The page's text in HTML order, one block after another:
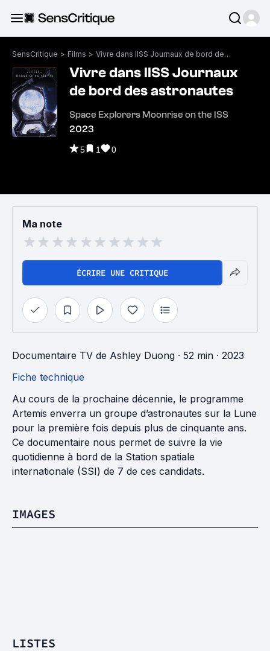
SensCritique > Films > Vivre dans lISS Journaux de bord des astronautes
Vivre dans lISS Journaux
de bord des astronautes
Space Explorers Moonrise on the ISS
2023
5 1 0
Ma note
ÉCRIRE UNE CRITIQUE
Documentaire TV de Ashley Duong · 52 min · 2023
Fiche technique
Au cours de la prochaine décennie, le programme
Artemis enverra un groupe d’astronautes sur la Lune
pour la première fois depuis plus de cinquante ans.
Ce documentaire nous permet de suivre la vie
quotidienne à bord de la Station spatiale
internationale (SSI) de 7 de ces candidats.
IMAGES
LISTES